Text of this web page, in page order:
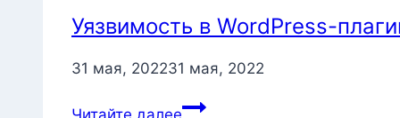
Уязвимость в WordPress-
31 мая, 202231 мая, 2022
Уязвимость